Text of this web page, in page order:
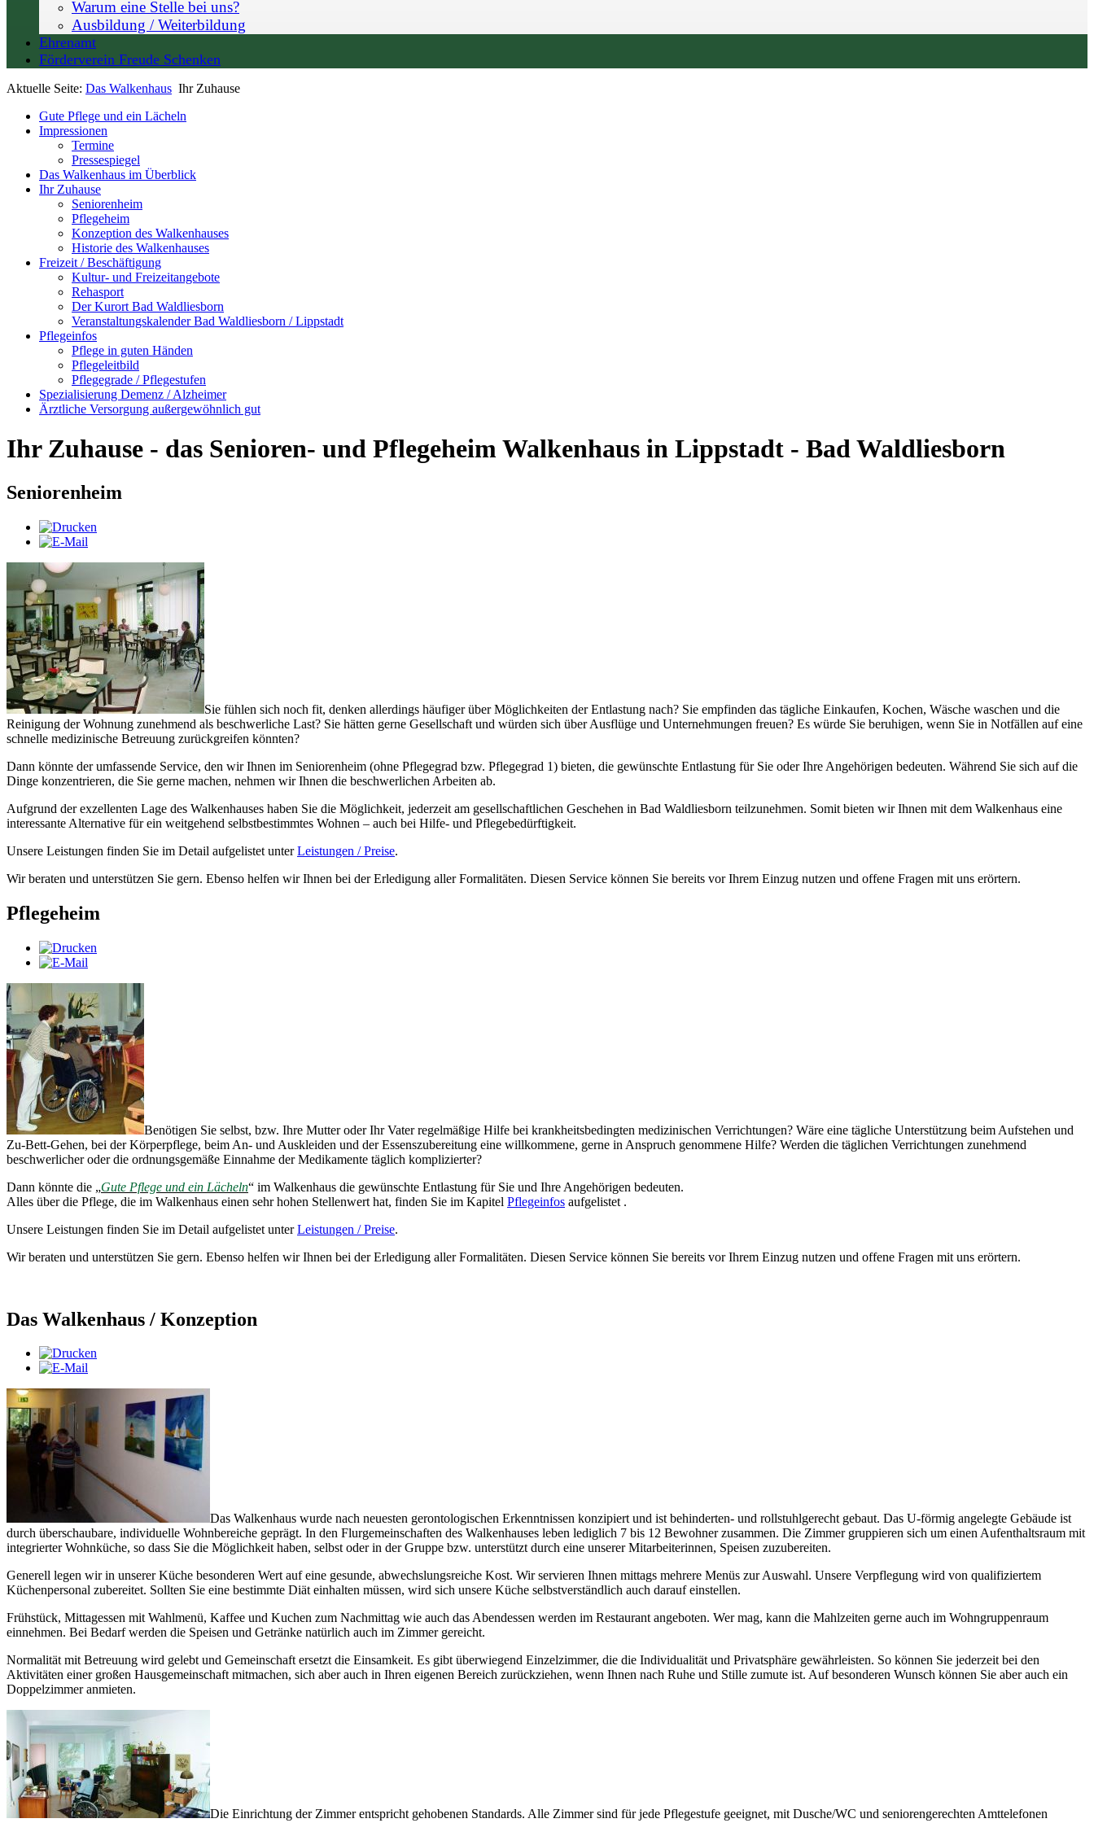
Warum eine Stelle bei uns?
Ausbildung / Weiterbildung
Ehrenamt
Förderverein Freude Schenken
Aktuelle Seite: Das Walkenhaus Ihr Zuhause
Gute Pflege und ein Lächeln
Impressionen
Termine
Pressespiegel
Das Walkenhaus im Überblick
Ihr Zuhause
Seniorenheim
Pflegeheim
Konzeption des Walkenhauses
Historie des Walkenhauses
Freizeit / Beschäftigung
Kultur- und Freizeitangebote
Rehasport
Der Kurort Bad Waldliesborn
Veranstaltungskalender Bad Waldliesborn / Lippstadt
Pflegeinfos
Pflege in guten Händen
Pflegeleitbild
Pflegegrade / Pflegestufen
Spezialisierung Demenz / Alzheimer
Ärztliche Versorgung außergewöhnlich gut
Ihr Zuhause - das Senioren- und Pflegeheim Walkenhaus in Lippstadt - Bad Waldliesborn
Seniorenheim
Sie fühlen sich noch fit, denken allerdings häufiger über Möglichkeiten der Entlastung nach? Sie empfinden das tägliche Einkaufen, Kochen, Wäsche waschen und die
Reinigung der Wohnung zunehmend als beschwerliche Last? Sie hätten gerne Gesellschaft und würden sich über Ausflüge und Unternehmungen freuen? Es würde Sie beruhigen, wenn Sie in Notfällen auf eine
schnelle medizinische Betreuung zurückgreifen könnten?
Dann könnte der umfassende Service, den wir Ihnen im Seniorenheim (ohne Pflegegrad bzw. Pflegegrad 1) bieten, die gewünschte Entlastung für Sie oder Ihre Angehörigen bedeuten. Während Sie sich auf die
Dinge konzentrieren, die Sie gerne machen, nehmen wir Ihnen die beschwerlichen Arbeiten ab.
Aufgrund der exzellenten Lage des Walkenhauses haben Sie die Möglichkeit, jederzeit am gesellschaftlichen Geschehen in Bad Waldliesborn teilzunehmen. Somit bieten wir Ihnen mit dem Walkenhaus eine
interessante Alternative für ein weitgehend selbstbestimmtes Wohnen – auch bei Hilfe- und Pflegebedürftigkeit.
Unsere Leistungen finden Sie im Detail aufgelistet unterLeistungen / Preise.
Wir beraten und unterstützen Sie gern. Ebenso helfen wir Ihnen bei der Erledigung aller Formalitäten. Diesen Service können Sie bereits vor Ihrem Einzug nutzen und offene Fragen mit uns erörtern.
Pflegeheim
Benötigen Sie selbst, bzw. Ihre Mutter oder Ihr Vater regelmäßige Hilfe bei krankheitsbedingten medizinischen Verrichtungen? Wäre eine tägliche Unterstützung beim Aufstehen und
Zu-Bett-Gehen, bei der Körperpflege, beim An- und Auskleiden und der Essenszubereitung eine willkommene, gerne in Anspruch genommene Hilfe? Werden die täglichen Verrichtungen zunehmend
beschwerlicher oder die ordnungsgemäße Einnahme der Medikamente täglich komplizierter?
Dann könnte die „Gute Pflege und ein Lächeln“ im Walkenhaus die gewünschte Entlastung für Sie und Ihre Angehörigen bedeuten.
Alles über die Pflege, die im Walkenhaus einen sehr hohen Stellenwert hat, finden Sie im Kapitel Pflegeinfos aufgelistet .
Unsere Leistungen finden Sie im Detail aufgelistet unterLeistungen / Preise.
Wir beraten und unterstützen Sie gern. Ebenso helfen wir Ihnen bei der Erledigung aller Formalitäten. Diesen Service können Sie bereits vor Ihrem Einzug nutzen und offene Fragen mit uns erörtern.
Das Walkenhaus / Konzeption
Das Walkenhaus wurde nach neuesten gerontologischen Erkenntnissen konzipiert und ist behinderten- und rollstuhlgerecht gebaut. Das U-förmig angelegte Gebäude ist
durch überschaubare, individuelle Wohnbereiche geprägt. In den Flurgemeinschaften des Walkenhauses leben lediglich 7 bis 12 Bewohner zusammen. Die Zimmer gruppieren sich um einen Aufenthaltsraum mit
integrierter Wohnküche, so dass Sie die Möglichkeit haben, selbst oder in der Gruppe bzw. unterstützt durch eine unserer Mitarbeiterinnen, Speisen zuzubereiten.
Generell legen wir in unserer Küche besonderen Wert auf eine gesunde, abwechslungsreiche Kost. Wir servieren Ihnen mittags mehrere Menüs zur Auswahl. Unsere Verpflegung wird von qualifiziertem
Küchenpersonal zubereitet. Sollten Sie eine bestimmte Diät einhalten müssen, wird sich unsere Küche selbstverständlich auch darauf einstellen.
Frühstück, Mittagessen mit Wahlmenü, Kaffee und Kuchen zum Nachmittag wie auch das Abendessen werden im Restaurant angeboten. Wer mag, kann die Mahlzeiten gerne auch im Wohngruppenraum
einnehmen. Bei Bedarf werden die Speisen und Getränke natürlich auch im Zimmer gereicht.
Normalität mit Betreuung wird gelebt und Gemeinschaft ersetzt die Einsamkeit. Es gibt überwiegend Einzelzimmer, die die Individualität und Privatsphäre gewährleisten. So können Sie jederzeit bei den
Aktivitäten einer großen Hausgemeinschaft mitmachen, sich aber auch in Ihren eigenen Bereich zurückziehen, wenn Ihnen nach Ruhe und Stille zumute ist. Auf besonderen Wunsch können Sie aber auch ein
Doppelzimmer anmieten.
Die Einrichtung der Zimmer entspricht gehobenen Standards. Alle Zimmer sind für jede Pflegestufe geeignet, mit Dusche/WC und seniorengerechten Amttelefonen